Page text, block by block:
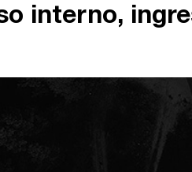
interno,